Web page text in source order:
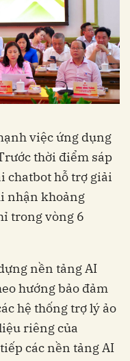
việc ứng dụng
thời điểm sáp
chatbot hỗ trợ giải
nhận khoảng
trong vòng 6
nền tảng AI
hướng bảo đảm
hệ thống trợ lý ảo
riêng của
các nền tảng AI